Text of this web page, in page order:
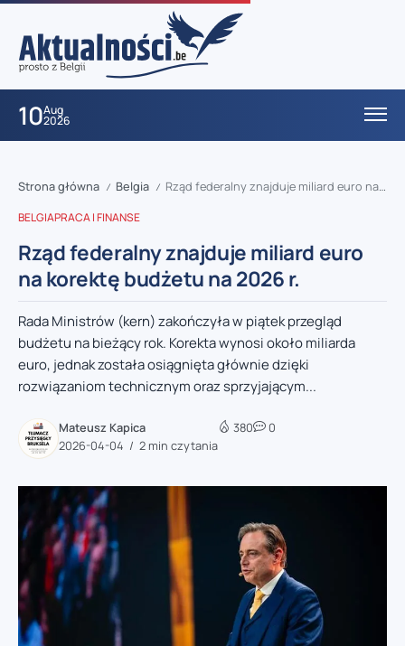
10Aug
2026
Strona główna / Belgia / Rząd federalny znajduje miliard euro na korektę budżetu na 2026 r.
BELGIAPRACA I FINANSE
Rząd federalny znajduje miliard euro
na korektę budżetu na 2026 r.
Rada Ministrów (kern) zakończyła w piątek przegląd
budżetu na bieżący rok. Korekta wynosi około miliarda
euro, jednak została osiągnięta głównie dzięki
rozwiązaniom technicznym oraz sprzyjającym...
Mateusz Kapica
2026-04-04
2 min czytania
380 0